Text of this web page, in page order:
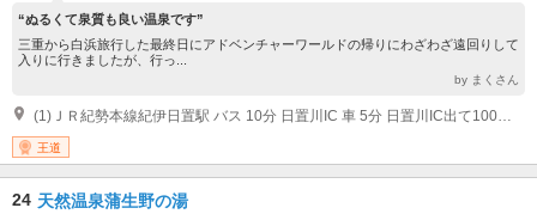
“ぬるくて泉質も良い温泉です”
三重から白浜旅行した最終日にアドベンチャーワールドの帰りにわざわざ遠回りして
入りに行きましたが、行っ...
by まくさん
(1)ＪＲ紀勢本線紀伊日置駅 バス 10分 日置川IC 車 5分 日置川IC出て100ｍ走ると右に看板有り
王道
24 天然温泉蒲生野の湯